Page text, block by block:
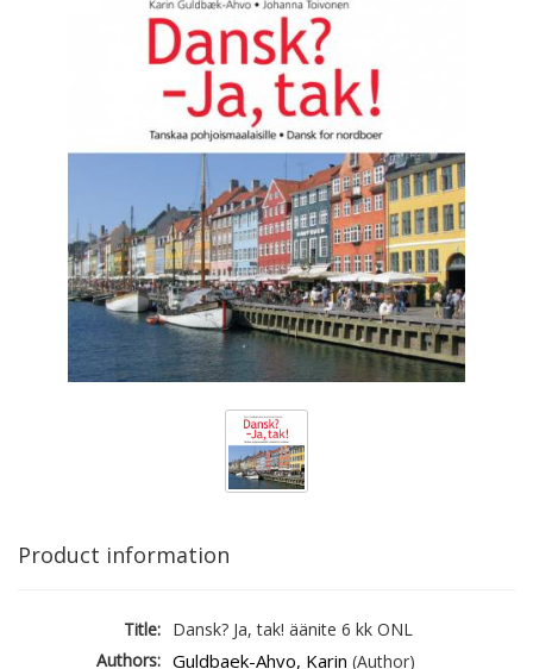
Product information
Title: Dansk? Ja, tak! äänite 6 kk ONL
Authors: Guldbaek-Ahvo, Karin (Author)